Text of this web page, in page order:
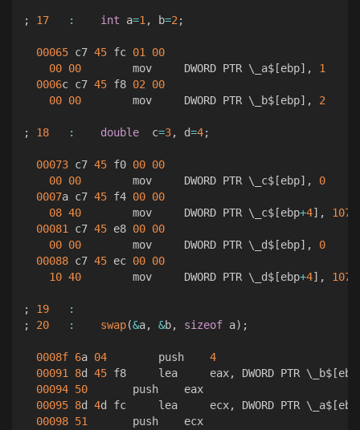
; 17 : int a=1, b=2;
00065 c7 45 fc 01 00
00 00
        mov     DWORD PTR \_a$
[ebp] ,
1
0006c c7 45 f8 02 00
00 00
        mov     DWORD PTR \_b$
[ebp] , 2
; 18 : double
  c
=3, d=4;
00073 c7 45 f0 00 00
00 00
        mov     DWORD PTR \_c$
[ebp] ,
0
0007a c7 45 f4 00 00
08 40
        mov     DWORD PTR \_c$
[ebp+4] ,
00081 c7 45 e8 00 00
00 00
        mov     DWORD PTR \_d$
[ebp] ,
0
00088 c7 45 ec 00 00
10 40
        mov     DWORD PTR \_d$
[ebp+4] ,
; 19
:
;
20 : swap(&a, &b, sizeof a) ;
0008f 6a 04
        push
4
00091 8d 45 f8     lea     eax, DWORD PTR \_b$[ebp
00094 50
       push    eax
00095 8d 4d fc     lea     ecx, DWORD PTR \_a$[ebp
00098 51
       push    ecx